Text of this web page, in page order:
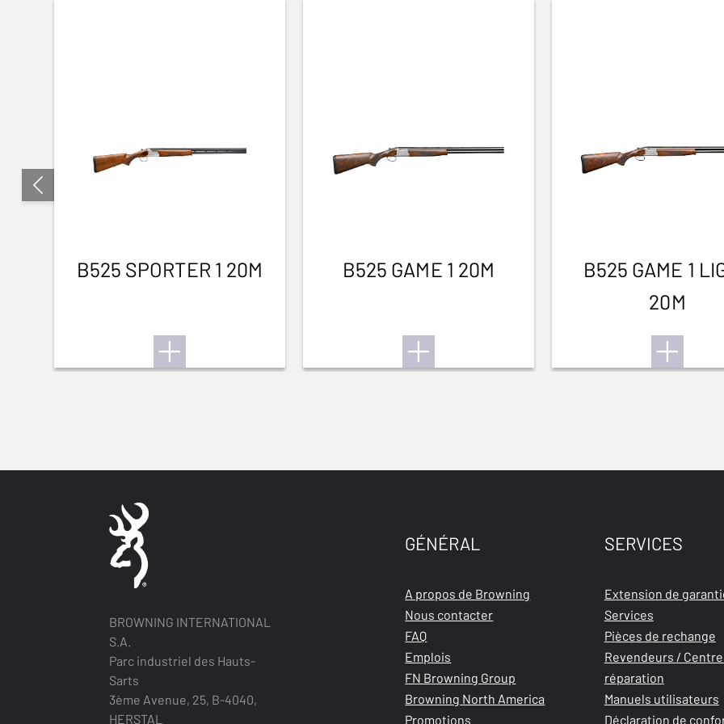
B525 SPORTER 1 20M B525 GAME 1 20M
B525 GAME 1
20M
BROWNING INTERNATIONAL
S.A.
Parc industriel des Hauts-
Sarts
3ème Avenue, 25, B-4040,
HERSTAL
GÉNÉRAL
A propos de Browning
Nous contacter
FAQ
Emplois
FN Browning Group
Browning North America
Promotions
SERVICES
Extension de
Services
Pièces de rechange
Revendeurs /
réparation
Manuels utilisateurs
Déclaration de